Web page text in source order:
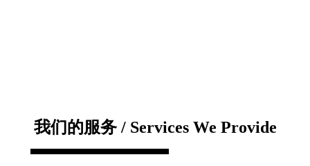
我们的服务 / Services We Provide